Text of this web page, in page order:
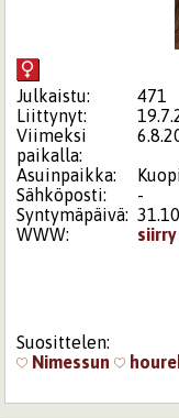
Julkaistu:
471
Liittynyt:
Viimeksi
paikalla:
Asuinpaikka:
Sähköposti:
-
Syntymäpäivä:
WWW:
Suosittelen:
Nimessun